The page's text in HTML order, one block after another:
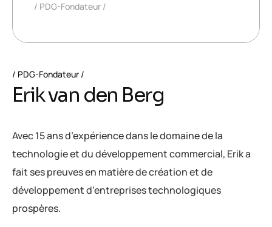
PDG-Fondateur
Erikvan den Berg
Avec 15 ans d’expérience dans le domaine de la
technologie et du développement commercial, Erik a
fait ses preuves en matière de création et de
développement d’entreprises technologiques
prospères.
PDG-Fondateur